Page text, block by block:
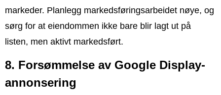
markeder. Planlegg markedsføringsarbeidet nøye, og
sørg for at eiendommen ikke bare blir lagt ut på
listen, men aktivt markedsført.
8. Forsømmelse av Google Display-
annonsering